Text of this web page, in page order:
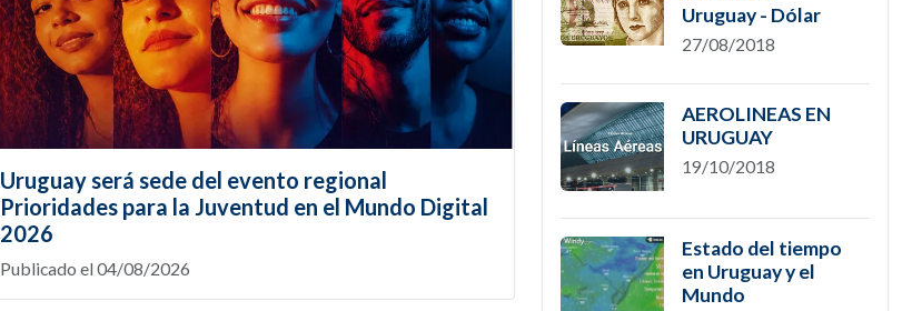
Uruguay será sede del evento regional
Prioridades para la Juventud en el Mundo Digital
2026
Publicado el 04/08/2026
Uruguay - Dólar
27/08/2018
AEROLINEAS EN
URUGUAY
19/10/2018
Estado del tiempo
en Uruguay y el
Mundo